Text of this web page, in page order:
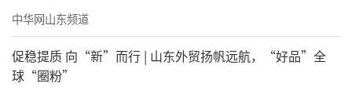
中华网山东频道
促稳提质 向“新”而行 | 山东外贸扬帆远航，“好品”全
球“圈粉”